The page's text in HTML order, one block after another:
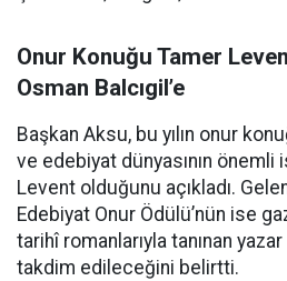
Onur Konuğu Tamer
Osman Balcıgil’e
Başkan Aksu, bu yılın onur
ve edebiyat dünyasının
Levent olduğunu açıkladı.
Edebiyat Onur Ödülü’nün ise
tarihî romanlarıyla tanınan yazar
takdim edileceğini belirtti.